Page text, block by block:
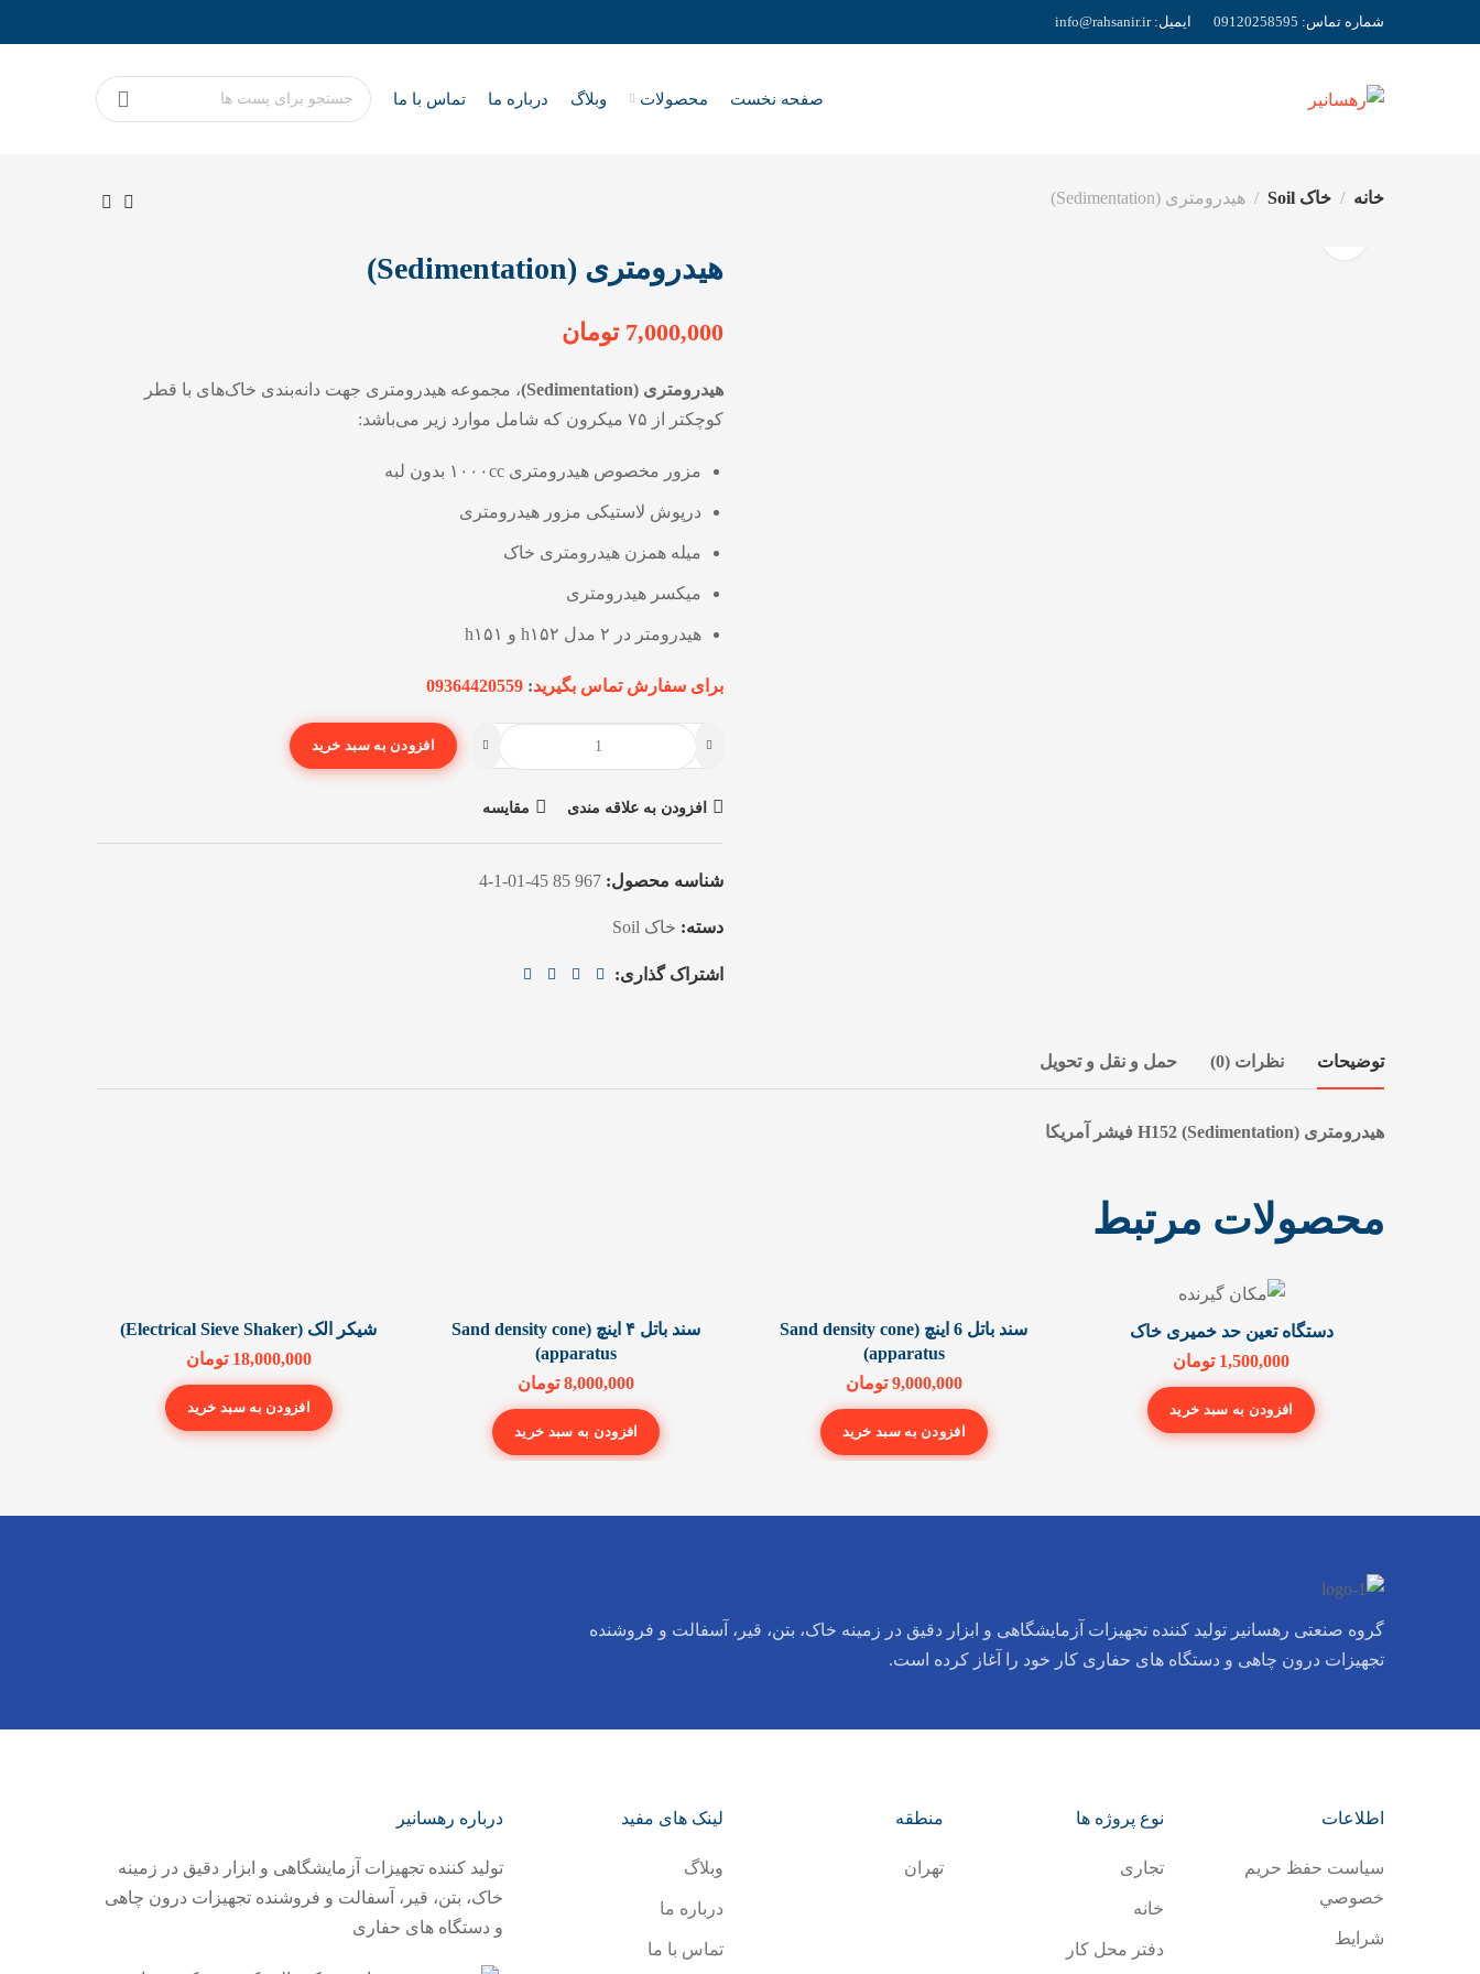
شماره تماس: 09120258595 ایمیل: info@rahsanir.ir
صفحه نخست محصولات وبلاگ درباره ما تماس با ما
خانه خاک Soil هیدرومتری (Sedimentation)
هیدرومتری (Sedimentation)
7,000,000 تومان
هیدرومتری (Sedimentation)
، مجموعه هیدرومتری جهت دانه‌بندی خاک‌های با قطر
کوچکتر از ۷۵ میکرون که شامل موارد زیر می‌باشد:
مزور مخصوص هیدرومتری ۱۰۰۰cc بدون لبه
درپوش لاستیکی مزور هیدرومتری
میله همزن هیدرومتری خاک
میکسر هیدرومتری
هیدرومتر در ۲ مدل h۱۵۲ و h۱۵۱
برای سفارش تماس بگیرید:
09364420559
افزودن به سبد خرید
افزودن به علاقه مندی مقایسه
شناسه محصول: 967 85 45-01-1-4
دسته: خاک Soil
اشتراک گذاری:
توضیحات نظرات (0) حمل و نقل و تحویل
هیدرومتری H152 (Sedimentation) فیشر آمریکا
محصولات مرتبط
دستگاه تعین حد خمیری خاک
1,500,000 تومان
افزودن به سبد خرید
سند باتل 6 اینچ (Sand density cone
apparatus)
9,000,000 تومان
افزودن به سبد خرید
سند باتل ۴ اینچ (Sand density cone
apparatus)
8,000,000 تومان
افزودن به سبد خرید
شیکر الک (Electrical Sieve Shaker)
18,000,000 تومان
افزودن به سبد خرید
گروه صنعتی رهسانیر تولید کننده تجهیزات آزمایشگاهی و ابزار دقیق در زمینه خاک، بتن، قیر، آسفالت و فروشنده
تجهیزات درون چاهی و دستگاه های حفاری کار خود را آغاز کرده است.
اطلاعات
سياست حفظ حريم
خصوصي
شرایط
نوع پروژه ها
تجاری
خانه
دفتر محل کار
منطقه
تهران
لینک های مفید
وبلاگ
درباره ما
تماس با ما
درباره رهسانیر
تولید کننده تجهیزات آزمایشگاهی و ابزار دقیق در زمینه
خاک، بتن، قیر، آسفالت و فروشنده تجهیزات درون چاهی
و دستگاه های حفاری